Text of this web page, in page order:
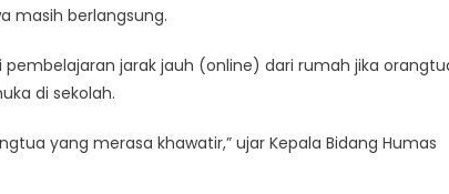
masih berlangsung.
pembelajaran jarak jauh (online) dari rumah jika
di sekolah.
yang merasa khawatir,” ujar Kepala Bidang Humas